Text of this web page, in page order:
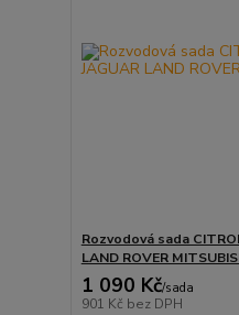
Rozvodová sada
LAND ROVER
1 090 Kč/sada
901 Kč bez DPH